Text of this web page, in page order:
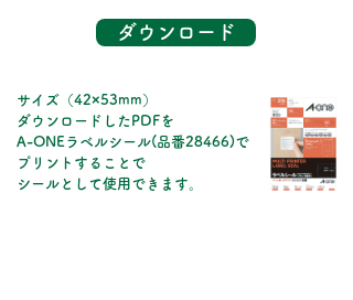
ダウンロード
​サイズ（42×53mm）
ダウンロードしたPDFを
A-ONEラベルシール(品番28466)で
プリントすることで
シールとして使用できます。